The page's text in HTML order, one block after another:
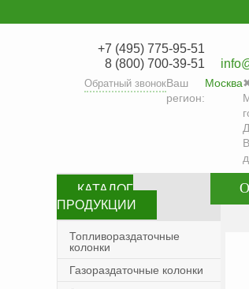
+7 (495) 775-95-51
8 (800) 700-39-51
Обратный звонокВаш
регион:
Москва
КАТАЛОГ
ПРОДУКЦИИ
Топливораздаточные
колонки
Газораздаточные колонки